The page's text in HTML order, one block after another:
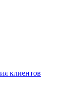
клиентов